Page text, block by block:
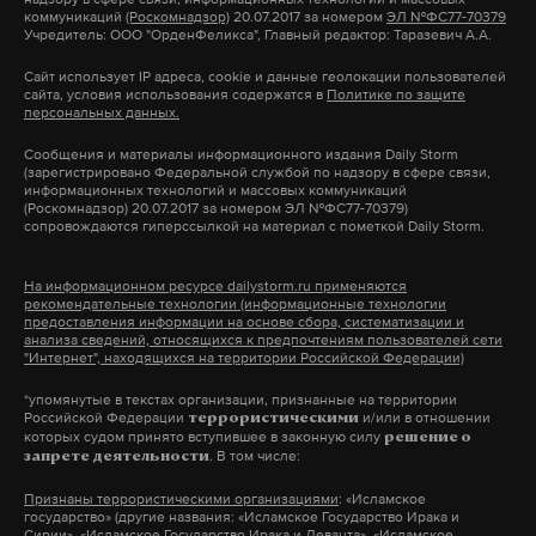
неподалеку от границы с сектором Газа
# израиль #дмитрий медведев # украина нато
#оружие
не согласившимся с проведением СВО и
преследований в случае их возвращения в
Россию?»«Граждане РФ
странах мира. Российская Федерация — это
их родина»,— подчеркнул Песков.
ситуацией вокруг Израиля, поскольку конфликт
может разрастись.
Новый виток конфликта между Израилем и
палестинским исламистским движением ХАМАС
начался утром 7 октября. Тель-Авив называет его
войной, а ХАМАС — военной операцией «Буря Аль-
коммуникаций (Роскомнадзор) 20.07.2017 за номером ЭЛ №ФС77-70379
Учредитель: ООО "ОрденФеликса", Главный редактор: Таразевич А.А.
Сайт использует IP адреса, cookie и данные геолокации пользователей
сайта, условия использования содержатся в Политике по защите
персональных данных.
Сообщения и материалы информационного издания Daily Storm
(зарегистрировано Федеральной службой по надзору в сфере связи,
информационных технологий и массовых коммуникаций
(Роскомнадзор) 20.07.2017 за номером ЭЛ №ФС77-70379)
сопровождаются гиперссылкой на материал с пометкой Daily Storm.
На информационном ресурсе dailystorm.ru применяются
рекомендательные технологии (информационные технологии
предоставления информации на основе сбора, систематизации и
анализа сведений, относящихся к предпочтениям пользователей сети
"Интернет", находящихся на территории Российской Федерации)
*упомянутые в текстах организации, признанные на территории
Российской Федерации террористическими и/или в отношении
которых судом принято вступившее в законную силу решение о
запрете деятельности. В том числе:
Признаны террористическими организациями: «Исламское
государство» (другие названия: «Исламское Государство Ирака и